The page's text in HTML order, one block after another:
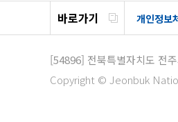
바로가기 개인정보
[54896] 전북특별자치도 전
Copyright © Jeonbuk